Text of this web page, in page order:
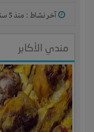
آخر نشاط : منذ 5 سنوات
مندي الأكابر